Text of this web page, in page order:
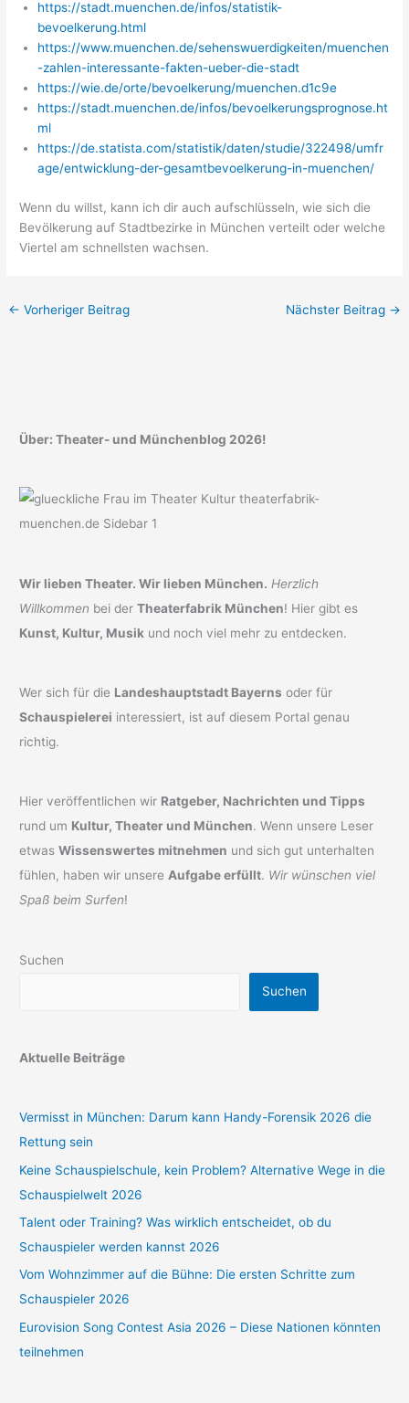
https://stadt.muenchen.de/infos/statistik-
bevoelkerung.html
https://www.muenchen.de/sehenswuerdigkeiten/muenchen
-zahlen-interessante-fakten-ueber-die-stadt
https://wie.de/orte/bevoelkerung/muenchen.d1c9e
https://stadt.muenchen.de/infos/bevoelkerungsprognose.ht
ml
https://de.statista.com/statistik/daten/studie/322498/umfr
age/entwicklung-der-gesamtbevoelkerung-in-muenchen/
Wenn du willst, kann ich dir auch aufschlüsseln, wie sich die
Bevölkerung auf Stadtbezirke in München verteilt oder welche
Viertel am schnellsten wachsen.
← Vorheriger Beitrag Nächster Beitrag →
Über: Theater- und Münchenblog 2026!
Wir lieben Theater. Wir lieben München. Herzlich
Willkommen bei derTheaterfabrik München! Hier gibt es
Kunst, Kultur, Musik und noch viel mehr zu entdecken.
Wer sich für die Landeshauptstadt Bayerns oder für
Schauspielerei interessiert, ist auf diesem Portal genau
richtig.
Hier veröffentlichen wir Ratgeber, Nachrichten und Tipps
rund um Kultur, Theater und München. Wenn unsere Leser
etwasWissenswertes mitnehmen und sich gut unterhalten
fühlen, haben wir unsereAufgabe erfüllt. Wir wünschen viel
Spaß beim Surfen!
Suchen
Suchen
Aktuelle Beiträge
Vermisst in München: Darum kann Handy-Forensik 2026 die
Rettung sein
Keine Schauspielschule, kein Problem? Alternative Wege in die
Schauspielwelt 2026
Talent oder Training? Was wirklich entscheidet, ob du
Schauspieler werden kannst 2026
Vom Wohnzimmer auf die Bühne: Die ersten Schritte zum
Schauspieler 2026
Eurovision Song Contest Asia 2026 – Diese Nationen könnten
teilnehmen